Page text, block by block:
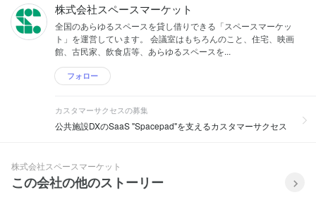
株式会社スペースマーケット
全国のあらゆるスペースを貸し借りできる「スペースマーケッ
ト」を運営しています。 会議室はもちろんのこと、住宅、映画
館、古民家、飲食店等、あらゆるスペースを...
フォロー
カスタマーサクセスの募集
公共施設DXのSaaS "Spacepad"を支えるカスタマーサクセス
株式会社スペースマーケット
この会社の他のストーリー